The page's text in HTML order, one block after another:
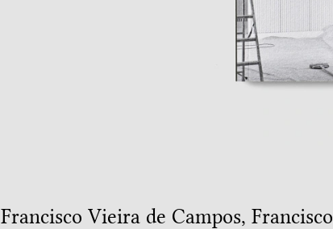
Francisco Vieira de Campos, Francisco